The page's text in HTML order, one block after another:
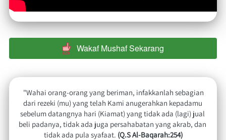
` Wakaf Mushaf Sekarang
"Wahai orang-orang yang beriman, infakkanlah sebagian
dari rezeki (mu) yang telah Kami anugerahkan kepadamu
sebelum datangnya hari (Kiamat) yang tidak ada (lagi) jual
beli padanya, tidak ada juga persahabatan yang akrab, dan
tidak ada pula syafaat. (Q.S Al-Baqarah:254)